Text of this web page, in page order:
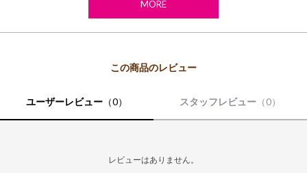
MORE
ユーザーレビュー （0） スタッフレビュー （0）
レビューはありません。